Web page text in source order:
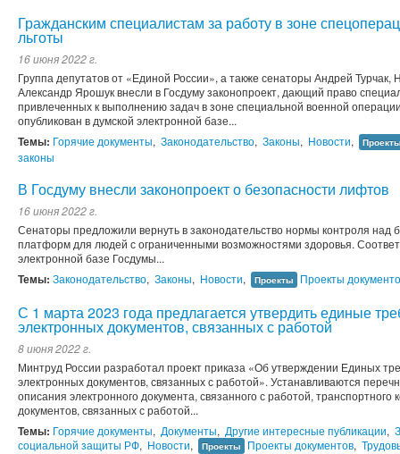
Гражданским специалистам за работу в зоне
льготы
16 июня 2022 г.
Группа депутатов от «Единой России», а также сенаторы Андрей
Александр Ярошук внесли в Госдуму законопроект, дающий право
привлеченных к выполнению задач в зоне специальной военной
опубликован в думской электронной базе...
Темы: Горячие документы, Законодательство, Законы, Новости,
законы
В Госдуму внесли законопроект о безопасности лифтов
16 июня 2022 г.
Сенаторы предложили вернуть в законодательство нормы контроля
платформ для людей с ограниченными возможностями здоровья.
электронной базе Госдумы...
Темы: Законодательство, Законы, Новости, Проекты Проекты
С 1 марта 2023 года предлагается утвердить единые
электронных документов, связанных с работой
8 июня 2022 г.
Минтруд России разработал проект приказа «Об утверждении Единых
электронных документов, связанных с работой». Устанавливаются
описания электронного документа, связанного с работой, транспортного
документов, связанных с работой...
Темы: Горячие документы, Документы, Другие интересные публикации,
социальной защиты РФ, Новости, Проекты Проекты документов,